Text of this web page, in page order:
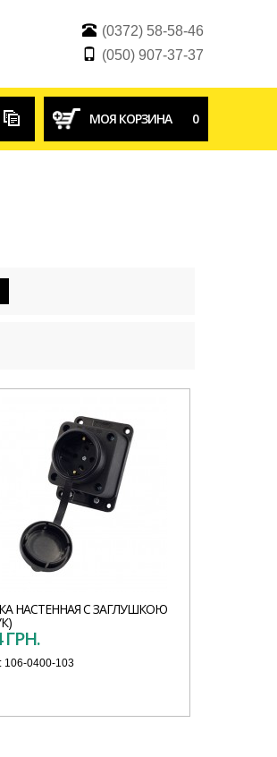
(0372) 58-58-46
(050) 907-37-37
МОЯ КОРЗИНА 0
НАСТЕННАЯ С ЗАГЛУШКОЮ
ГРН.
106-0400-103